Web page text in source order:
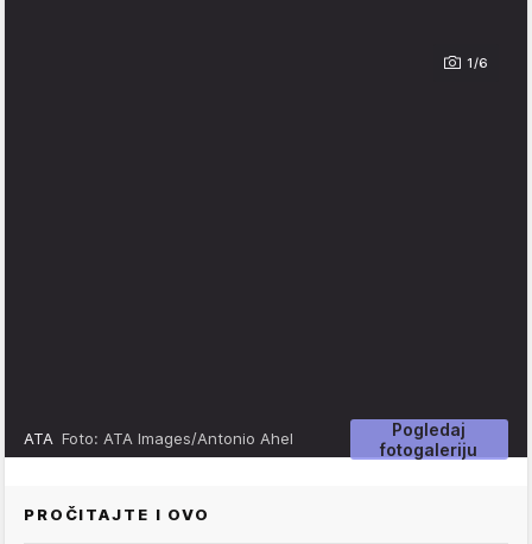
1/6
Pogledaj
fotogaleriju
ATA Foto: ATA Images/Antonio Ahel
PROČITAJTE I OVO